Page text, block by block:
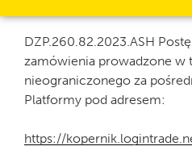
DZP.260.82.2023.ASH
zamówienia prowadzone w
nieograniczonego za
Platformy pod adresem:
https://